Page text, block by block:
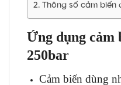
Thông số cảm
Ứng dụng cảm
250bar
Cảm biến dùng